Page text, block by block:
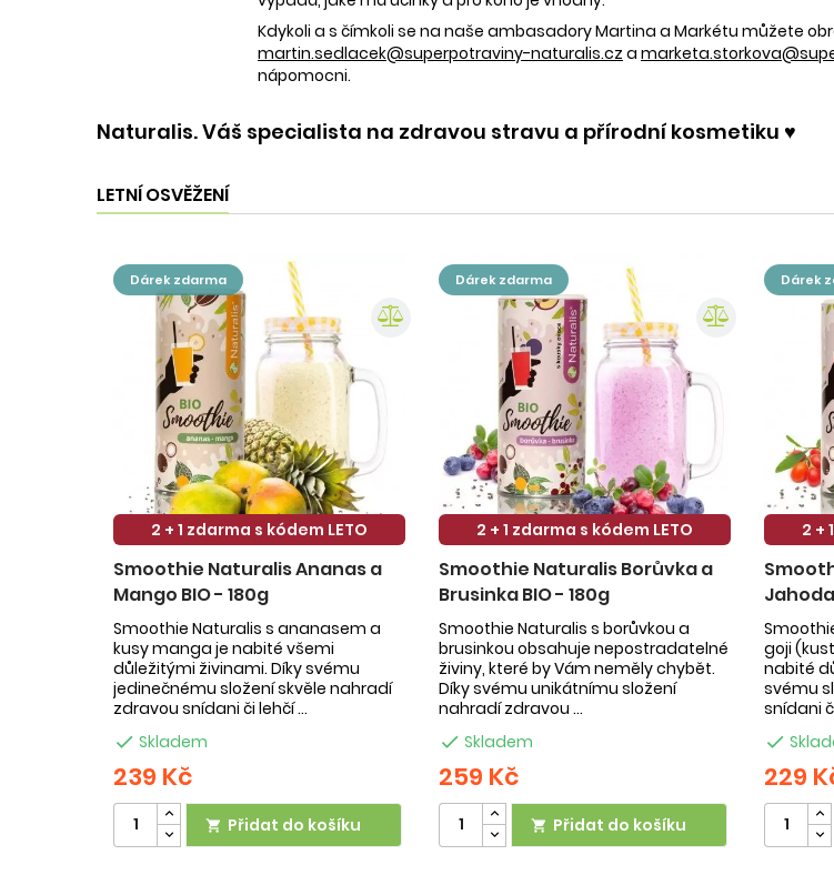
Kdykoli a s čímkoli se na naše ambasadory Martina a Markétu můžete
martin.sedlacek@superpotraviny-naturalis.cz a
nápomocni.
Naturalis. Váš specialista na zdravou stravu a přírodní kosmetiku ♥️
LETNÍ OSVĚŽENÍ
dárek zdarma
2 + 1 zdarma s kódem LETO
Smoothie Naturalis Ananas a
Mango BIO - 180g
Smoothie Naturalis s ananasem a
kusy manga je nabité všemi
důležitými živinami. Díky svému
jedinečnému složení skvěle nahradí
zdravou snídani či lehčí ...
 Skladem
239 Kč
 Přidat do košíku
dárek zdarma
2 + 1 zdarma s kódem LETO
Smoothie Naturalis Borůvka a
Brusinka BIO - 180g
Smoothie Naturalis s borůvkou a
brusinkou obsahuje nepostradatelné
živiny, které by Vám neměly chybět.
Díky svému unikátnímu složení
nahradí zdravou ...
 Skladem
259 Kč
 Přidat do košíku
dárek
2 +
Jahoda
goji
nabité
svému
snídani

229